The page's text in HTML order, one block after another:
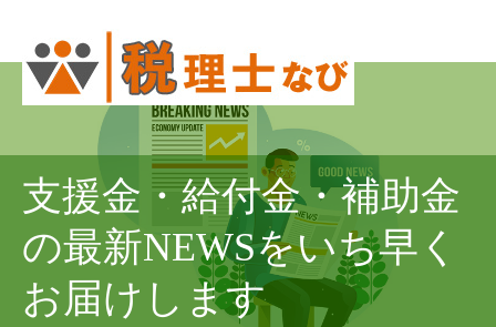
支援金・給付金・補助金
の最新NEWSをいち早く
お届けします